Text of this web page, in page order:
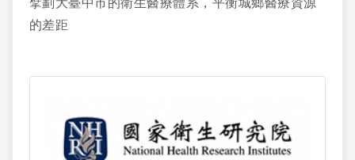
擘劃大臺中市的衛生醫療體系，平衡城鄉醫療資源
的差距